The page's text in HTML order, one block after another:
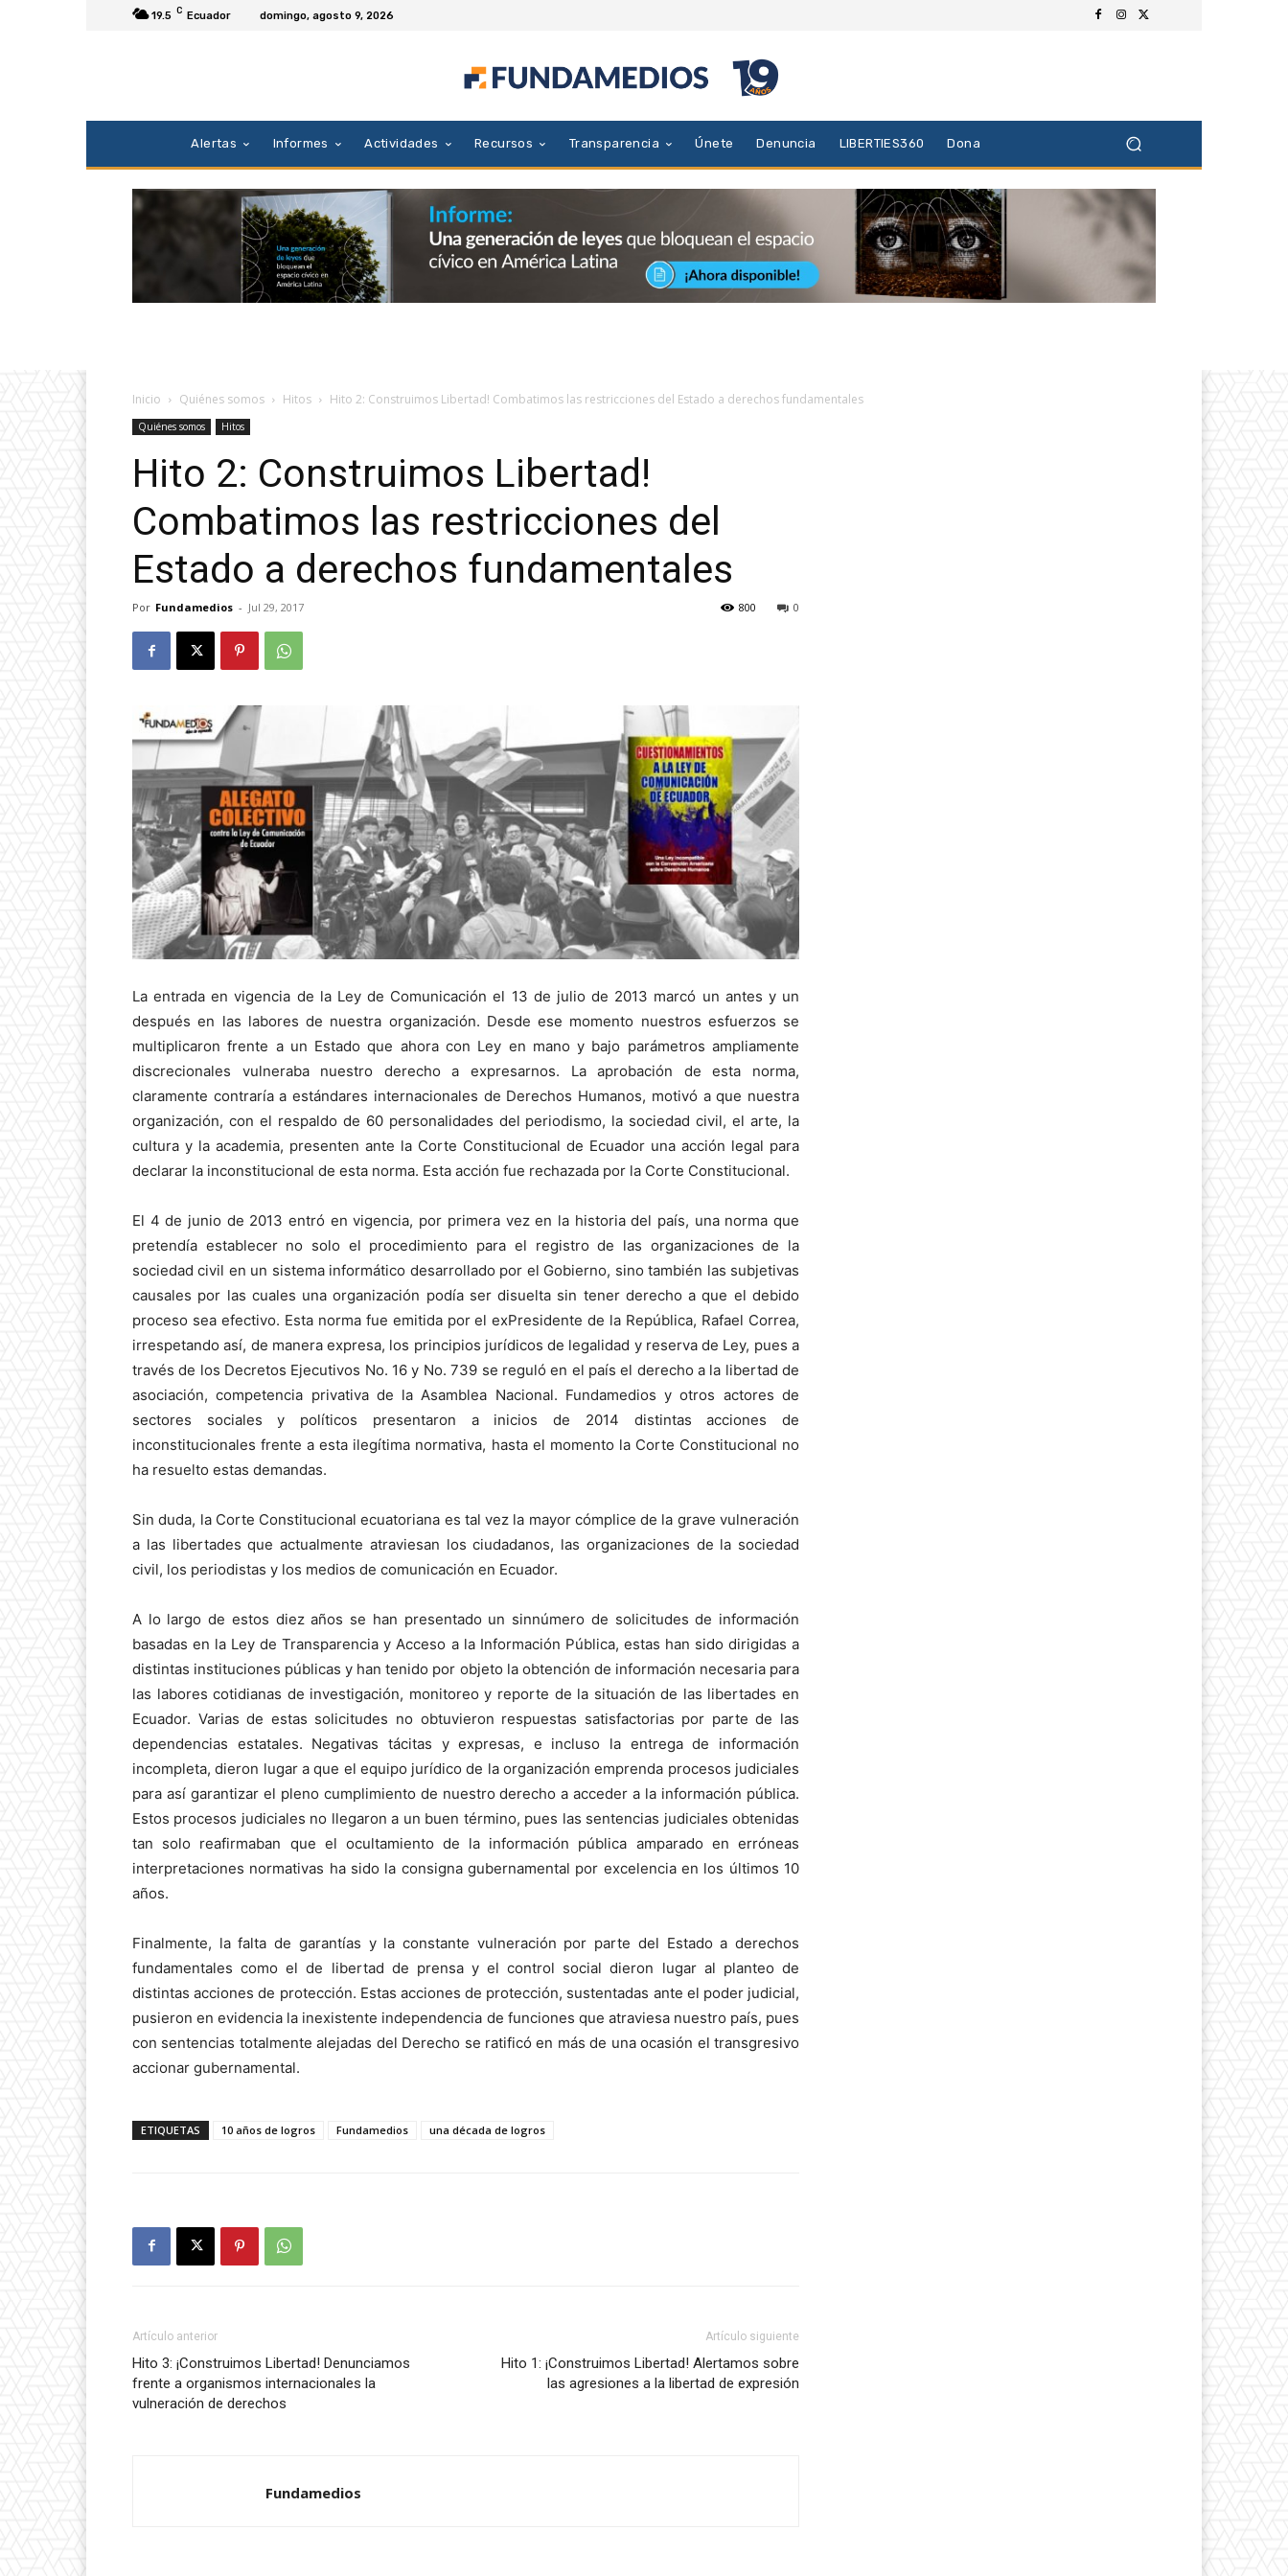
19.5 C Ecuador domingo, agosto 9, 2026
Alertas Informes Actividades Recursos Transparencia Únete Denuncia LIBERTIES360 Dona
Inicio Quiénes somos Hitos Hito 2: Construimos Libertad! Combatimos las restricciones del Estado a derechos fundamentales
Quiénes somos Hitos
Hito 2: Construimos Libertad!
Combatimos las restricciones del
Estado a derechos fundamentales
Por Fundamedios - Jul 29, 2017 0
800
La entrada en vigencia de la Ley de Comunicación el 13 de julio de 2013 marcó un antes y un
después en las labores de nuestra organización. Desde ese momento nuestros esfuerzos se
multiplicaron frente a un Estado que ahora con Ley en mano y bajo parámetros ampliamente
discrecionales vulneraba nuestro derecho a expresarnos. La aprobación de esta norma,
claramente contraría a estándares internacionales de Derechos Humanos, motivó a que nuestra
organización, con el respaldo de 60 personalidades del periodismo, la sociedad civil, el arte, la
cultura y la academia, presenten ante la Corte Constitucional de Ecuador una acción legal para
declarar la inconstitucional de esta norma. Esta acción fue rechazada por la Corte Constitucional.
El 4 de junio de 2013 entró en vigencia, por primera vez en la historia del país, una norma que
pretendía establecer no solo el procedimiento para el registro de las organizaciones de la
sociedad civil en un sistema informático desarrollado por el Gobierno, sino también las subjetivas
causales por las cuales una organización podía ser disuelta sin tener derecho a que el debido
proceso sea efectivo. Esta norma fue emitida por el exPresidente de la República, Rafael Correa,
irrespetando así, de manera expresa, los principios jurídicos de legalidad y reserva de Ley, pues a
través de los Decretos Ejecutivos No. 16 y No. 739 se reguló en el país el derecho a la libertad de
asociación, competencia privativa de la Asamblea Nacional. Fundamedios y otros actores de
sectores sociales y políticos presentaron a inicios de 2014 distintas acciones de
inconstitucionales frente a esta ilegítima normativa, hasta el momento la Corte Constitucional no
ha resuelto estas demandas.
Sin duda, la Corte Constitucional ecuatoriana es tal vez la mayor cómplice de la grave vulneración
a las libertades que actualmente atraviesan los ciudadanos, las organizaciones de la sociedad
civil, los periodistas y los medios de comunicación en Ecuador.
A lo largo de estos diez años se han presentado un sinnúmero de solicitudes de información
basadas en la Ley de Transparencia y Acceso a la Información Pública, estas han sido dirigidas a
distintas instituciones públicas y han tenido por objeto la obtención de información necesaria para
las labores cotidianas de investigación, monitoreo y reporte de la situación de las libertades en
Ecuador. Varias de estas solicitudes no obtuvieron respuestas satisfactorias por parte de las
dependencias estatales. Negativas tácitas y expresas, e incluso la entrega de información
incompleta, dieron lugar a que el equipo jurídico de la organización emprenda procesos judiciales
para así garantizar el pleno cumplimiento de nuestro derecho a acceder a la información pública.
Estos procesos judiciales no llegaron a un buen término, pues las sentencias judiciales obtenidas
tan solo reafirmaban que el ocultamiento de la información pública amparado en erróneas
interpretaciones normativas ha sido la consigna gubernamental por excelencia en los últimos 10
años.
Finalmente, la falta de garantías y la constante vulneración por parte del Estado a derechos
fundamentales como el de libertad de prensa y el control social dieron lugar al planteo de
distintas acciones de protección. Estas acciones de protección, sustentadas ante el poder judicial,
pusieron en evidencia la inexistente independencia de funciones que atraviesa nuestro país, pues
con sentencias totalmente alejadas del Derecho se ratificó en más de una ocasión el transgresivo
accionar gubernamental.
ETIQUETAS 10 años de logros Fundamedios una década de logros
Artículo anterior
Hito 3: ¡Construimos Libertad! Denunciamos
frente a organismos internacionales la
vulneración de derechos
Artículo siguiente
Hito 1: ¡Construimos Libertad! Alertamos sobre
las agresiones a la libertad de expresión
Fundamedios